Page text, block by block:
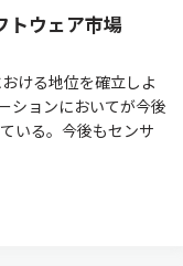
トウェア市場
ける地位を確立しよ
ションにおいてが今後
いる。今後もセンサ